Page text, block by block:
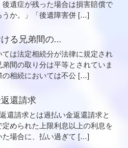
後遺症が残った場合は損害賠償で
うか。」「後遺障害併 […]
る兄弟間の...
ては法定相続分が法律に規定され
間の取り分は平等とされていま
の相続においては不公 […]
還請求
還請求とは過払い金返還請求と
定められた上限利息以上の利息を
た場合に、払い過ぎて […]